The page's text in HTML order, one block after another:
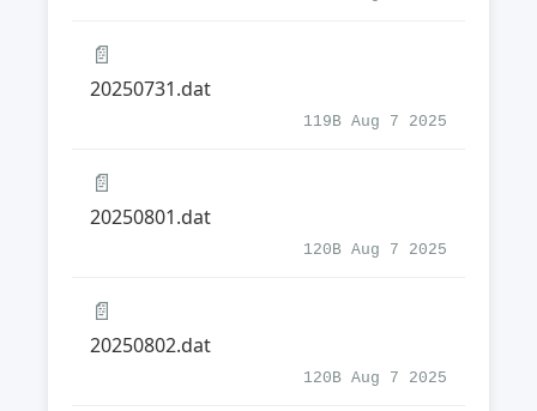
📄
20250731.dat
119B Aug 7 2025
📄
20250801.dat
120B Aug 7 2025
📄
20250802.dat
120B Aug 7 2025